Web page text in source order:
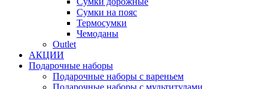
Сумки на пояс
Термосумки
Чемоданы
Outlet
АКЦИИ
Подарочные наборы
Подарочные наборы с вареньем
Подарочные наборы с мультитулами